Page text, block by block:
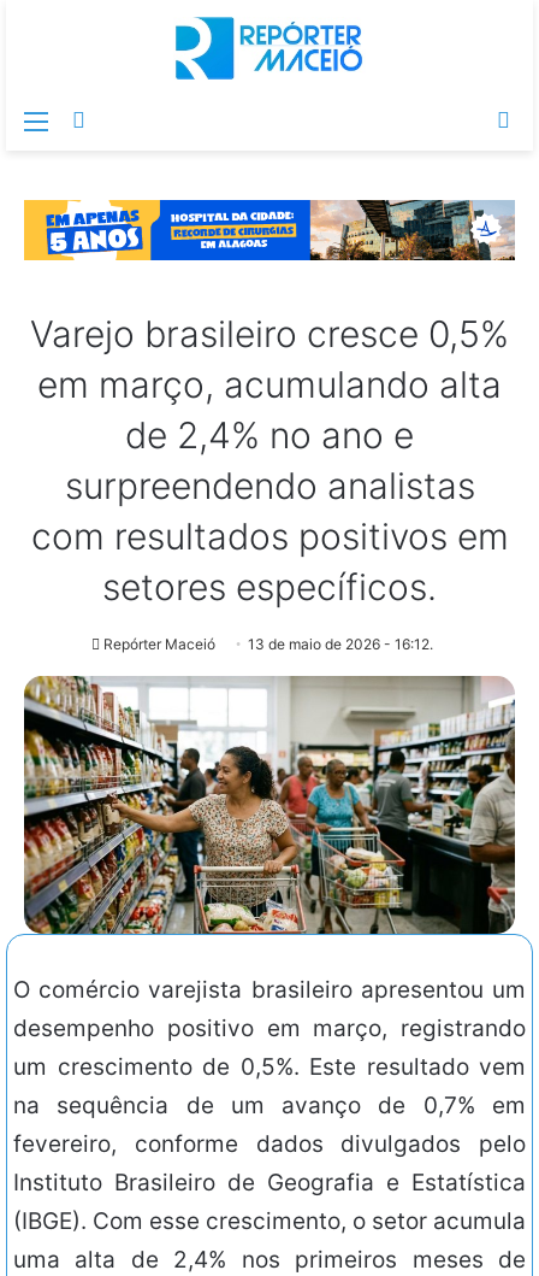
Menu
Varejo brasileiro cresce 0,5%
em março, acumulando alta
de 2,4% no ano e
surpreendendo analistas
com resultados positivos em
setores específicos.
Repórter Maceió 13 de maio de 2026 - 16:12.
O comércio varejista brasileiro apresentou um
desempenho positivo em março, registrando
um crescimento de 0,5%. Este resultado vem
na sequência de um avanço de 0,7% em
fevereiro, conforme dados divulgados pelo
Instituto Brasileiro de Geografia e Estatística
(IBGE). Com esse crescimento, o setor acumula
uma alta de 2,4% nos primeiros meses de